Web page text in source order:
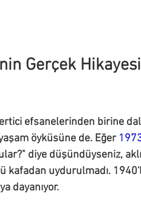
Gerçek
efsanelerinden birine
öyküsüne de. Eğer
diye düşündüyseniz,
kafadan uydurulmadı.
dayanıyor.